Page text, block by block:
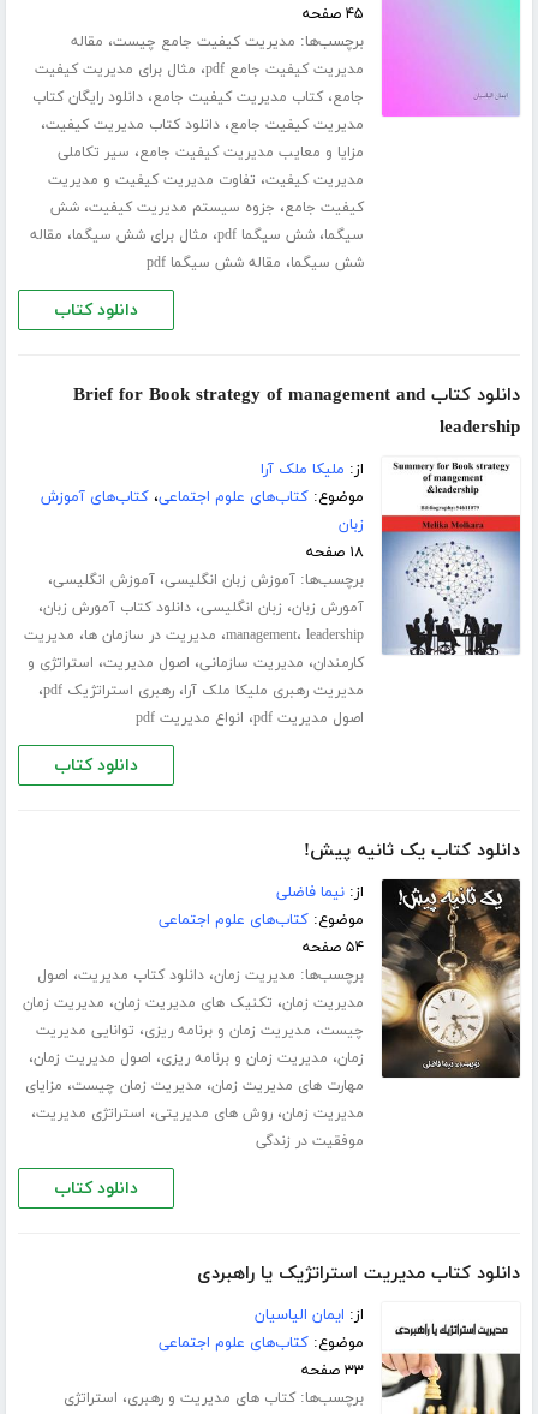
۴۵ صفحه
برچسب‌ها: مدیریت کیفیت جامع چیست، مقاله
مدیریت کیفیت جامع pdf
، مثال برای مدیریت کیفیت
جامع،کتاب مدیریت کیفیت جامع،دانلود رایگان کتاب
مدیریت کیفیت جامع،دانلود کتاب مدیریت کیفیت،
مزایا و معایب مدیریت کیفیت جامع، سیر تکاملی
مدیریت کیفیت، تفاوت مدیریت کیفیت و مدیریت
کیفیت جامع، جزوه سیستم مدیریت کیفیت،شش
سیگما،شش سیگما pdf ، مثال برای شش سیگما، مقاله
شش سیگما، مقاله شش سیگما pdf
دانلود کتاب
دانلود کتاب Brief for Book strategy of management and
leadership
از: ملیکا ملک آرا
موضوع:کتاب‌های علوم اجتماعی،کتاب‌های آموزش
زبان
۱۸ صفحه
برچسب‌ها:آموزش زبان انگلیسی،آموزش انگلیسی،
آمورش زبان، زبان انگلیسی،دانلود کتاب آمورش زبان،
management، leadership ، مدیریت در سازمان ها، مدیریت
کارمندان، مدیریت سازمانی، اصول مدیریت، استراتژی و
مدیریت رهبری ملیکا ملک آرا،رهبری استراتژیک pdf ،
اصول مدیریت pdf ، انواع مدیریت pdf
دانلود کتاب
دانلود کتاب یک ثانیه پیش!
از:نیما فاضلی
موضوع:کتاب‌های علوم اجتماعی
۵۴ صفحه
برچسب‌ها: مدیریت زمان،دانلود کتاب مدیریت، اصول
مدیریت زمان، تکنیک های مدیریت زمان، مدیریت زمان
چیست، مدیریت زمان و برنامه ریزی، توانایی مدیریت
زمان، مدیریت زمان و برنامه ریزی، اصول مدیریت زمان،
مهارت های مدیریت زمان، مدیریت زمان چیست، مزایای
مدیریت زمان،روش های مدیریتی، استراتژی مدیریت،
موفقیت در زندگی
دانلود کتاب
دانلود کتاب مدیریت استراتژیک یا راهبردی
از: ایمان الیاسیان
موضوع:کتاب‌های علوم اجتماعی
۳۳ صفحه
برچسب‌ها:کتاب های مدیریت و رهبری، استراتژی